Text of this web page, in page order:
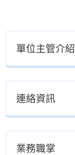
單位主管介紹
連絡資訊
業務職掌